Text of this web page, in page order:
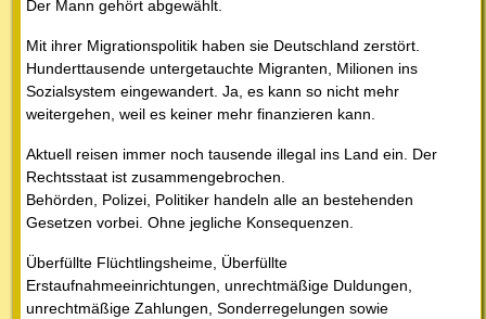
Der Mann gehört abgewählt.
Mit ihrer Migrationspolitik haben sie Deutschland zerstört.
Hunderttausende untergetauchte Migranten, Milionen ins
Sozialsystem eingewandert. Ja, es kann so nicht mehr
weitergehen, weil es keiner mehr finanzieren kann.
Aktuell reisen immer noch tausende illegal ins Land ein. Der
Rechtsstaat ist zusammengebrochen.
Behörden, Polizei, Politiker handeln alle an bestehenden
Gesetzen vorbei. Ohne jegliche Konsequenzen.
Überfüllte Flüchtlingsheime, Überfüllte
Erstaufnahmeeinrichtungen, unrechtmäßige Duldungen,
unrechtmäßige Zahlungen, Sonderregelungen sowie